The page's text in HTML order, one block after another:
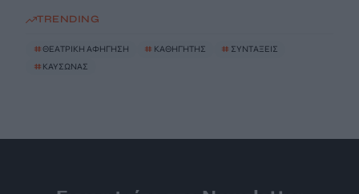
TRENDING
#ΘΕΑΤΡΙΚΗ ΑΦΗΓΗΣΗ # ΚΑΘΗΓΗΤΗΣ # ΣΥΝΤΑΞΕΙΣ
# ΚΑΥΣΩΝΑΣ